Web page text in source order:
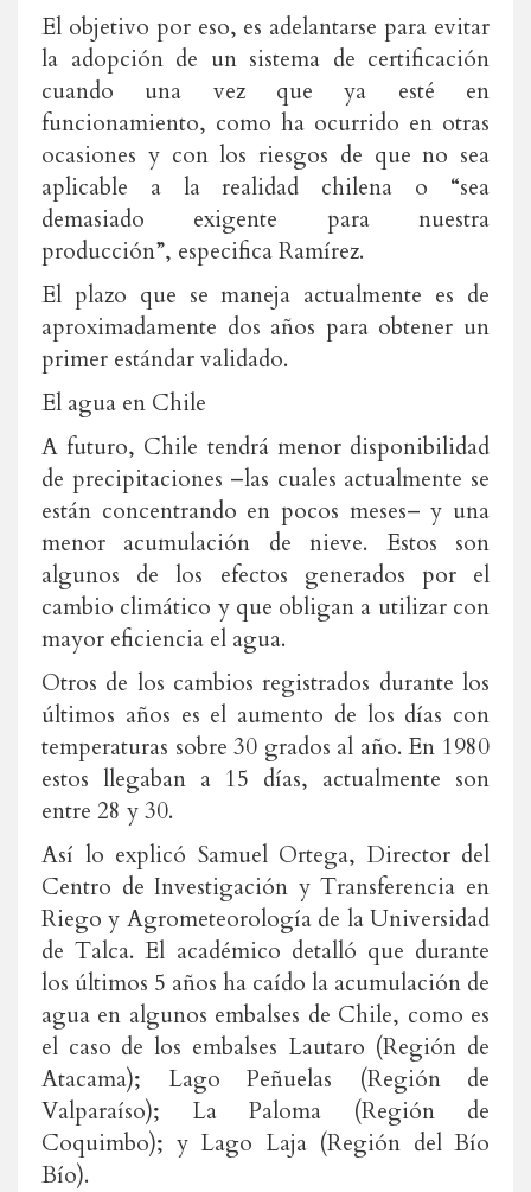
El objetivo por eso, es adelantarse para evitar
la adopción de un sistema de certificación
cuando una vez que ya esté en
funcionamiento, como ha ocurrido en otras
ocasiones y con los riesgos de que no sea
aplicable a la realidad chilena o “sea
demasiado exigente para nuestra
producción”, especifica Ramírez.
El plazo que se maneja actualmente es de
aproximadamente dos años para obtener un
primer estándar validado.
El agua en Chile
A futuro, Chile tendrá menor disponibilidad
de precipitaciones –las cuales actualmente se
están concentrando en pocos meses– y una
menor acumulación de nieve. Estos son
algunos de los efectos generados por el
cambio climático y que obligan a utilizar con
mayor eficiencia el agua.
Otros de los cambios registrados durante los
últimos años es el aumento de los días con
temperaturas sobre 30 grados al año. En 1980
estos llegaban a 15 días, actualmente son
entre 28 y 30.
Así lo explicó Samuel Ortega, Director del
Centro de Investigación y Transferencia en
Riego y Agrometeorología de la Universidad
de Talca. El académico detalló que durante
los últimos 5 años ha caído la acumulación de
agua en algunos embalses de Chile, como es
el caso de los embalses Lautaro (Región de
Atacama); Lago Peñuelas (Región de
Valparaíso); La Paloma (Región de
Coquimbo); y Lago Laja (Región del Bío
Bío).